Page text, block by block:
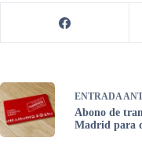
ENTRADA
Abono de
Madrid para